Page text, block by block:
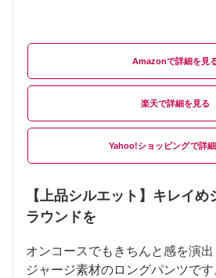
Amazon
楽天
Yahoo!ショッピング
【上品シルエット】キレイ
ラウンドを
オンコースでもきちんと感を演
ジャージ素材のロングパンツです